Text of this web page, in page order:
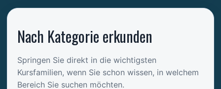
Nach Kategorie erkunden
Springen Sie direkt in die wichtigsten
Kursfamilien, wenn Sie schon wissen, in welchem
Bereich Sie suchen möchten.